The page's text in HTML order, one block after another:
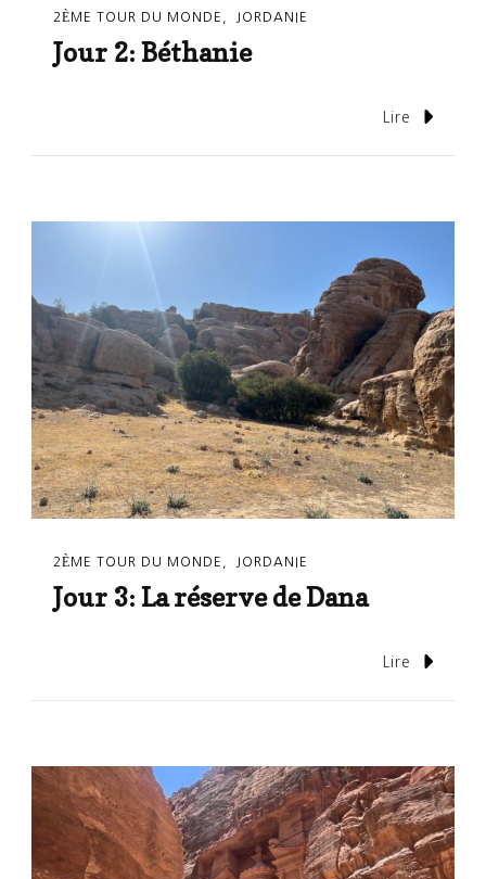
2ÈME TOUR DU MONDE JORDANIE
Jour 2: Béthanie
Lire
2ÈME TOUR DU MONDE JORDANIE
Jour 3: La réserve de Dana
Lire